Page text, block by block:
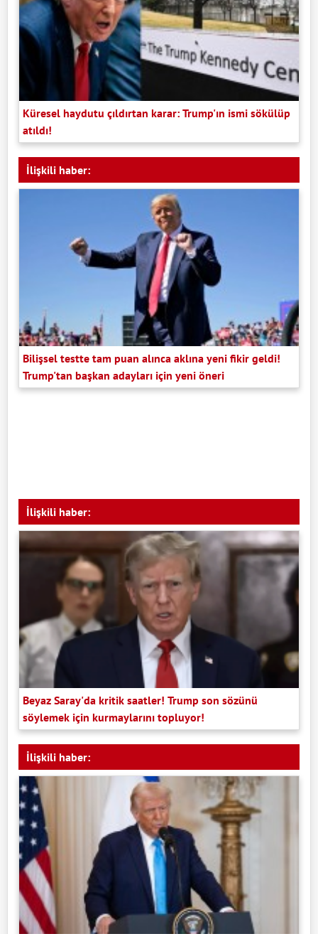
Küresel haydutu çıldırtan karar: Trump'ın ismi sökülüp
atıldı!
İlişkili haber:
Bilişsel testte tam puan alınca aklına yeni fikir geldi!
Trump'tan başkan adayları için yeni öneri
İlişkili haber:
Beyaz Saray'da kritik saatler! Trump son sözünü
söylemek için kurmaylarını topluyor!
İlişkili haber: